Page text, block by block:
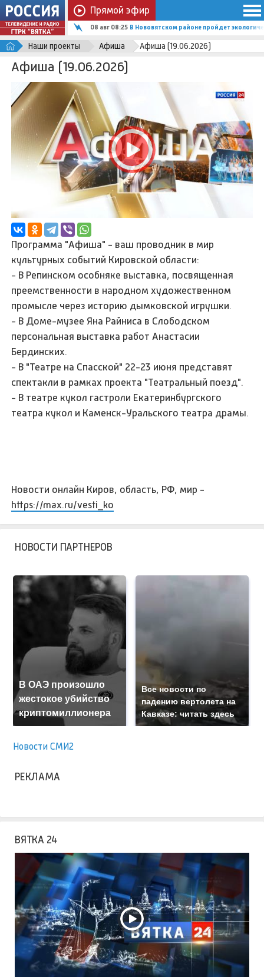
Прямой эфир
08 авг 08:25 В Нововятском районе пройдет
Наши проекты Афиша Афиша (19.06.2026)
Афиша (19.06.2026)
Программа "Афиша" - ваш проводник в мир
культурных событий Кировской области:
- В Репинском особняке выставка, посвященная
преемственности в народном художественном
промысле через историю дымковской игрушки.
- В Доме-музее Яна Райниса в Слободском
персональная выставка работ Анастасии
Бердинских.
- В "Театре на Спасской" 22-23 июня представят
спектакли в рамках проекта "Театральный поезд".
- В театре кукол гастроли Екатеринбургского
театра кукол и Каменск-Уральского театра драмы.
Новости онлайн Киров, область, РФ, мир -
https://max.ru/vesti_ko
НОВОСТИ ПАРТНЕРОВ
В ОАЭ произошло
жестокое убийство
криптомиллионера
Все новости по
падению вертолета на
Кавказе: читать здесь
Новости СМИ2
РЕКЛАМА
ВЯТКА 24